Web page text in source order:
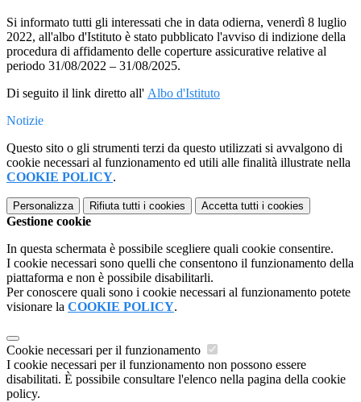
Si informato tutti gli interessati che in data odierna, venerdì 8 luglio
2022, all'albo d'Istituto è stato pubblicato l'avviso di indizione della
procedura di affidamento delle coperture assicurative relative al
periodo 31/08/2022 – 31/08/2025.
Di seguito il link diretto all' Albo d'Istituto
Notizie
Questo sito o gli strumenti terzi da questo utilizzati si avvalgono di
cookie necessari al funzionamento ed utili alle finalità illustrate nella
COOKIE POLICY.
Personalizza Rifiuta tutti i cookies Accetta tutti i cookies
Gestione cookie
In questa schermata è possibile scegliere quali cookie consentire.
I cookie necessari sono quelli che consentono il funzionamento della
piattaforma e non è possibile disabilitarli.
Per conoscere quali sono i cookie necessari al funzionamento potete
visionare la COOKIE POLICY.
Cookie necessari per il funzionamento
I cookie necessari per il funzionamento non possono essere
disabilitati. È possibile consultare l'elenco nella pagina della cookie
policy.